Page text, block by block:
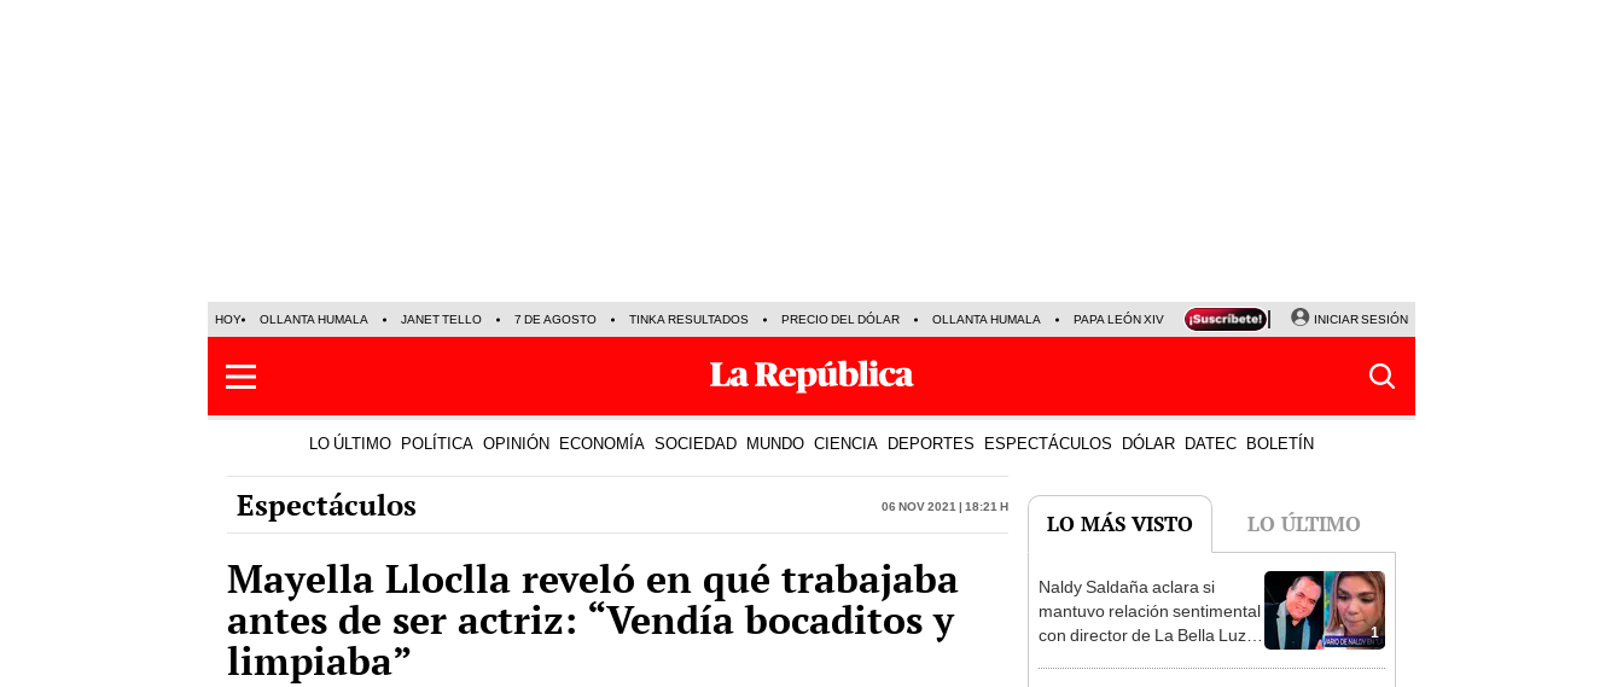
HOY OLLANTA HUMALA JANET TELLO 7 DE AGOSTO TINKA RESULTADOS PRECIO DEL DÓLAR OLLANTA HUMALA PAPA LEÓN XIV NALDY SALDAÑA LA BELLA LUZ
INICIAR SESIÓN
LO ÚLTIMO POLÍTICA OPINIÓN ECONOMÍA SOCIEDAD MUNDO CIENCIA DEPORTES ESPECTÁCULOS DÓLAR DATEC BOLETÍN
Espectáculos 06 Nov 2021 | 18:21 h
Mayella Lloclla reveló en qué trabajaba
antes de ser actriz: “Vendía bocaditos y
limpiaba”
LO MÁS VISTO LO ÚLTIMO
1
Naldy Saldaña aclara si
mantuvo relación sentimental
con director de La Bella Luz